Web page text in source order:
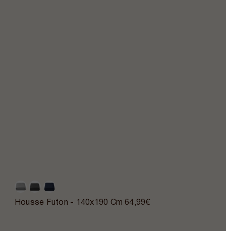
Housse Futon - 140x190 Cm64,99€